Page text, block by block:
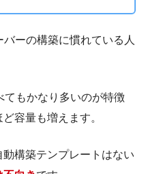
ーの構築に慣れている人
てもかなり多いのが特徴
容量も増えます。
構築テンプレートはない